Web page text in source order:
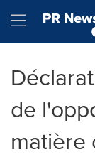
de
matière